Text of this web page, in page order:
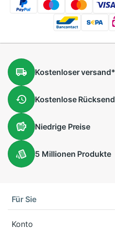
Kostenloserversand*
Kostenlose
NiedrigePreise
5 Millionen Produkte
Für Sie
Konto